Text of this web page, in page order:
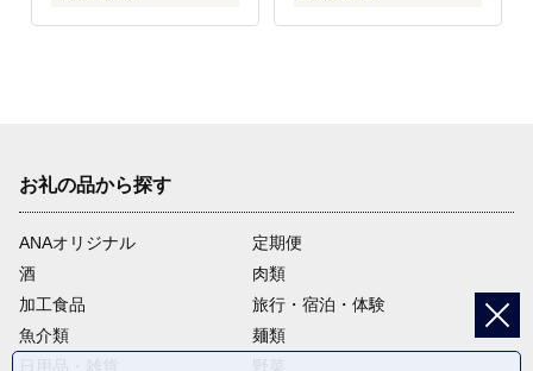
お礼の品から探す
ANAオリジナル
定期便
酒
肉類
加工食品
旅行・宿泊・体験
魚介類
麺類